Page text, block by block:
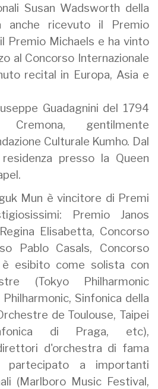
Susan Wadsworth della
anche ricevuto il Premio
Premio Michaels e ha vinto
al Concorso Internazionale
recital in Europa, Asia e
Guadagnini del 1794
gentilmente
Culturale Kumho. Dal
presso la Queen
Mun è vincitore di Premi
Premio Janos
Elisabetta, Concorso
Pablo Casals, Concorso
esibito come solista con
(Tokyo Philharmonic
Sinfonica della
de Toulouse, Taipei
di Praga, etc),
d'orchestra di fama
partecipato a importanti
(Marlboro Music Festival,